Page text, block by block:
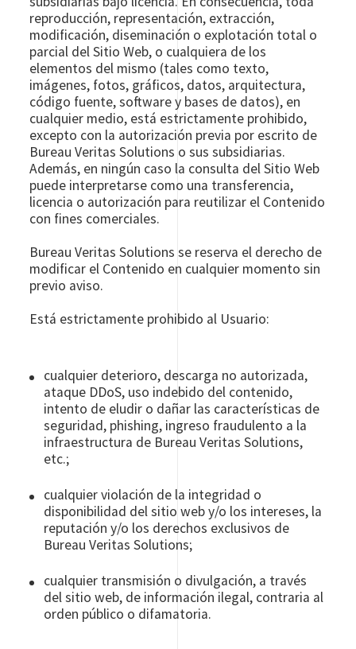
reproducción, representación, extracción,
modificación, diseminación o explotación total o
parcial del Sitio Web, o cualquiera de los
elementos del mismo (tales como texto,
imágenes, fotos, gráficos, datos, arquitectura,
código fuente, software y bases de datos), en
cualquier medio, está estrictamente prohibido,
excepto con la autorización previa por escrito de
Bureau Veritas Solutions o sus subsidiarias.
Además, en ningún caso la consulta del Sitio Web
puede interpretarse como una transferencia,
licencia o autorización para reutilizar el Contenido
con fines comerciales.
Bureau Veritas Solutions se reserva el derecho de
modificar el Contenido en cualquier momento sin
previo aviso.
Está estrictamente prohibido al Usuario:
cualquier deterioro, descarga no autorizada,
ataque DDoS, uso indebido del contenido,
intento de eludir o dañar las características de
seguridad, phishing, ingreso fraudulento a la
infraestructura de Bureau Veritas Solutions,
etc.;
cualquier violación de la integridad o
disponibilidad del sitio web y/o los intereses, la
reputación y/o los derechos exclusivos de
Bureau Veritas Solutions;
cualquier transmisión o divulgación, a través
del sitio web, de información ilegal, contraria al
orden público o difamatoria.